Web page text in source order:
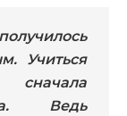
Учиться
Ведь